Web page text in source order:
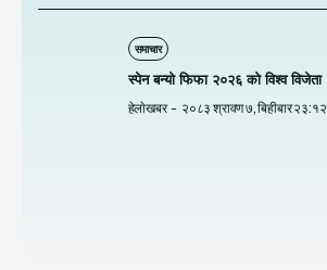
समाचार
स्पेन बन्याे फिफा २०२६ काे विश्व विजेता
हेलाेखबर - २०८३ श्रावण ७, बिहीबार २३:१२